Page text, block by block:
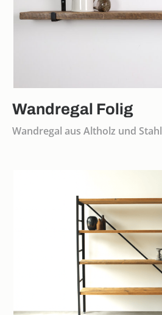
Wandregal Folig
Wandregal aus Altholz und Stahl